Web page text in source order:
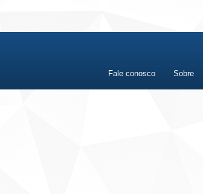
Fale conosco Sobre